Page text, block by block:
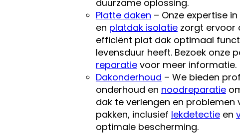
duurzame oplossing.
Platte daken – Onze expertise in
en platdak isolatiezorgt ervoor
efficiënt plat dak optimaal
levensduur heeft. Bezoek onze
reparatievoor meer informatie.
Dakonderhoud – We bieden
onderhoud en noodreparatie
dak te verlengen en
pakken, inclusief lekdetectieen
optimale bescherming.